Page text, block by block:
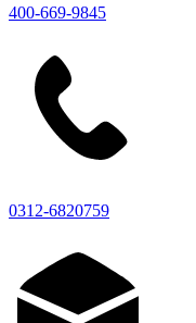
400-669-9845
0312-6820759